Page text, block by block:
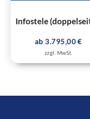
Infostele
ab 3.795,00 €
zzgl. MwSt.